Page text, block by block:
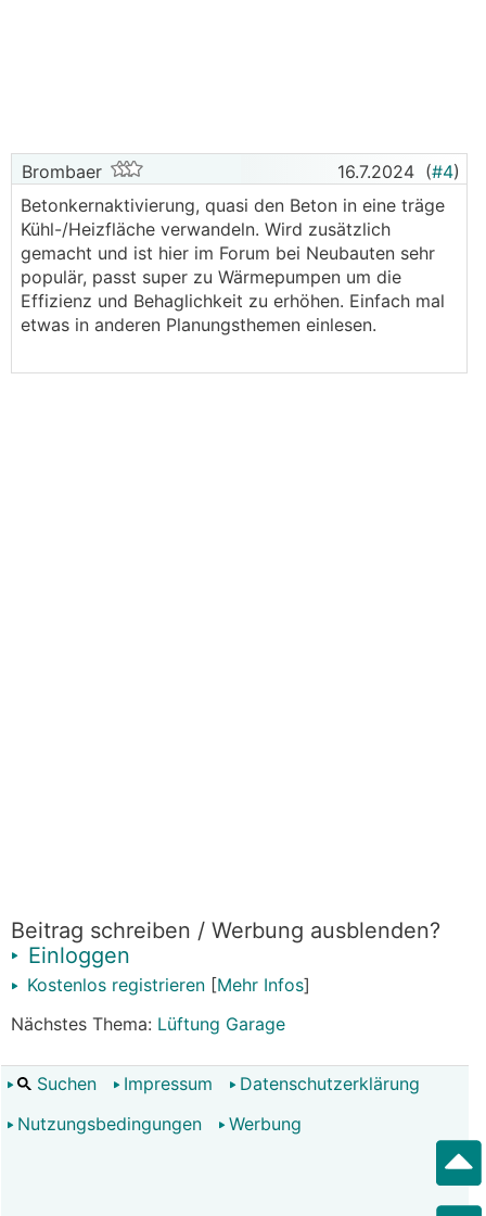
Brombaer 16.7.2024 (#4)
Betonkernaktivierung, quasi den Beton in eine träge
Kühl-/Heizfläche verwandeln. Wird zusätzlich
gemacht und ist hier im Forum bei Neubauten sehr
populär, passt super zu Wärmepumpen um die
Effizienz und Behaglichkeit zu erhöhen. Einfach mal
etwas in anderen Planungsthemen einlesen.
Beitrag schreiben / Werbung ausblenden?
Einloggen
Kostenlos registrieren [Mehr Infos]
Nächstes Thema: Lüftung Garage
Suchen Impressum
Datenschutzerklärung
Nutzungsbedingungen
Werbung